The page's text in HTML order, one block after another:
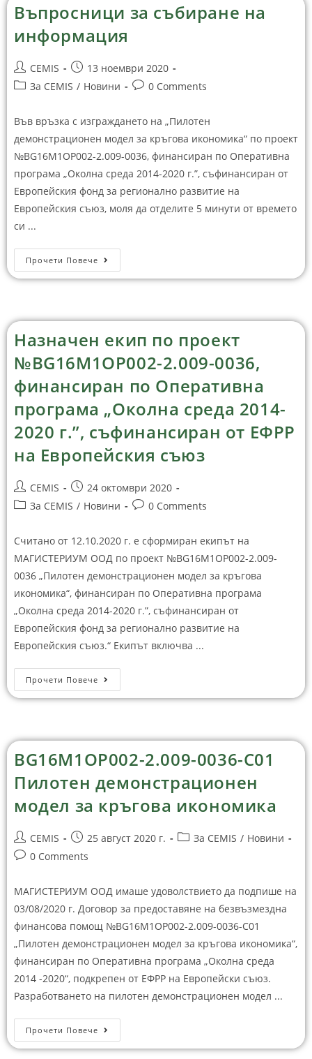
Въпросници за събиране на
информация
CEMIS
13 ноември 2020
За CEMIS / Новини 0 Comments
Във връзка с изграждането на „Пилотен
демонстрационен модел за кръгова икономика“ по проект
№BG16M1OP002-2.‎009-0036, финансиран по Оперативна
програма „Околна среда ‎2014-2020 г.”, съфинансиран от
Европейския фонд за регионално развитие на
Европейския съюз, моля да отделите 5 минути от времето
си ...
Прочети Повече
Назначен екип по проект
№BG16M1OP002-2.‎009-0036,
финансиран по Оперативна
програма „Околна среда ‎2014-
2020 г.”, съфинансиран от ЕФРР
на Европейския съюз
CEMIS
24 октомври 2020
За CEMIS / Новини 0 Comments
Считано от 12.10.2020 г. е сформиран екипът на
МАГИСТЕРИУМ ООД по проект №BG16M1OP002-2.‎009-
0036 „Пилотен демонстрационен модел за кръгова
икономика“, финансиран по Оперативна програма
„Околна среда ‎2014-2020 г.”, съфинансиран от
Европейския фонд за регионално развитие на
Европейския съюз.“ Екипът включва ...
Прочети Повече
BG16M1OP002-2.009-0036-C01
Пилотен демонстрационен
модел за кръгова икономика
CEMIS 25 август 2020 г. За CEMIS / Новини
0 Comments
МАГИСТЕРИУМ ООД имаше удоволствието да подпише на
03/08/2020 г. Договор за предоставяне на безвъзмездна
финансова помощ №BG16M1OP002-2.009-0036-C01
„Пилотен демонстрационен модел за кръгова икономика“,
финансиран по Оперативна програма „Околна среда
2014 -2020“, подкрепен от ЕФРР на Европейски съюз.
Разработването на пилотен демонстрационен модел ...
Прочети Повече